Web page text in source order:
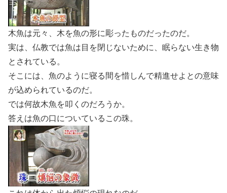
木魚は元々、木を魚の形に彫ったものだったのだ。
実は、仏教では魚は目を閉じないために、眠らない生き物
とされている。
そこには、魚のように寝る間を惜しんで精進せよとの意味
が込められているのだ。
では何故木魚を叩くのだろうか。
答えは魚の口についているこの珠。